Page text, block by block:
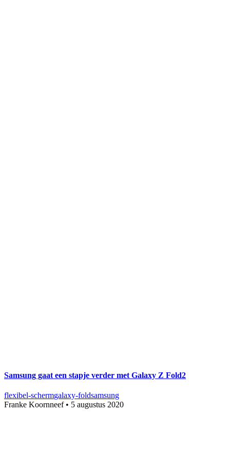
Samsung gaat een stapje verder met Galaxy Z Fold2
flexibel-schermgalaxy-foldsamsung
Franke Koornneef• 5 augustus 2020